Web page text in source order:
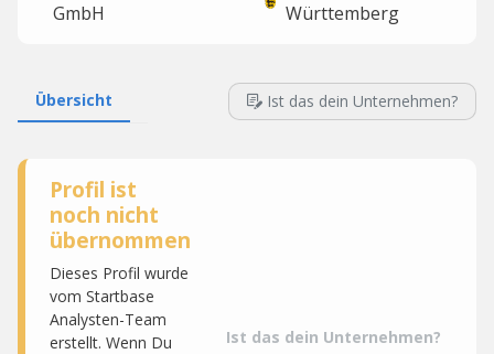
GmbH
Württemberg
Übersicht Ist das dein Unternehmen?
Profil ist
noch nicht
übernommen
Dieses Profil wurde
vom Startbase
Analysten-Team
erstellt. Wenn Du
Ist das dein Unternehmen?